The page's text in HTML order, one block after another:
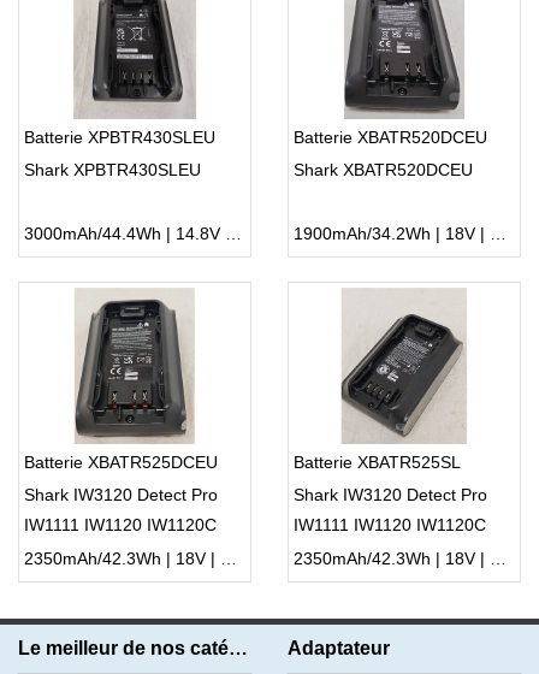
Batterie XPBTR430SLEU
Shark XPBTR430SLEU
3000mAh/44.4Wh | 14.8V | Li-ion ...
Batterie XBATR520DCEU
Shark XBATR520DCEU
1900mAh/34.2Wh | 18V | Li-ion ...
Batterie XBATR525DCEU
Shark IW3120 Detect Pro
IW1111 IW1120 IW1120C
2350mAh/42.3Wh | 18V | Li-ion ...
Batterie XBATR525SL
Shark IW3120 Detect Pro
IW1111 IW1120 IW1120C
2350mAh/42.3Wh | 18V | Li-ion ...
Le meilleur de nos catégories Adaptateur